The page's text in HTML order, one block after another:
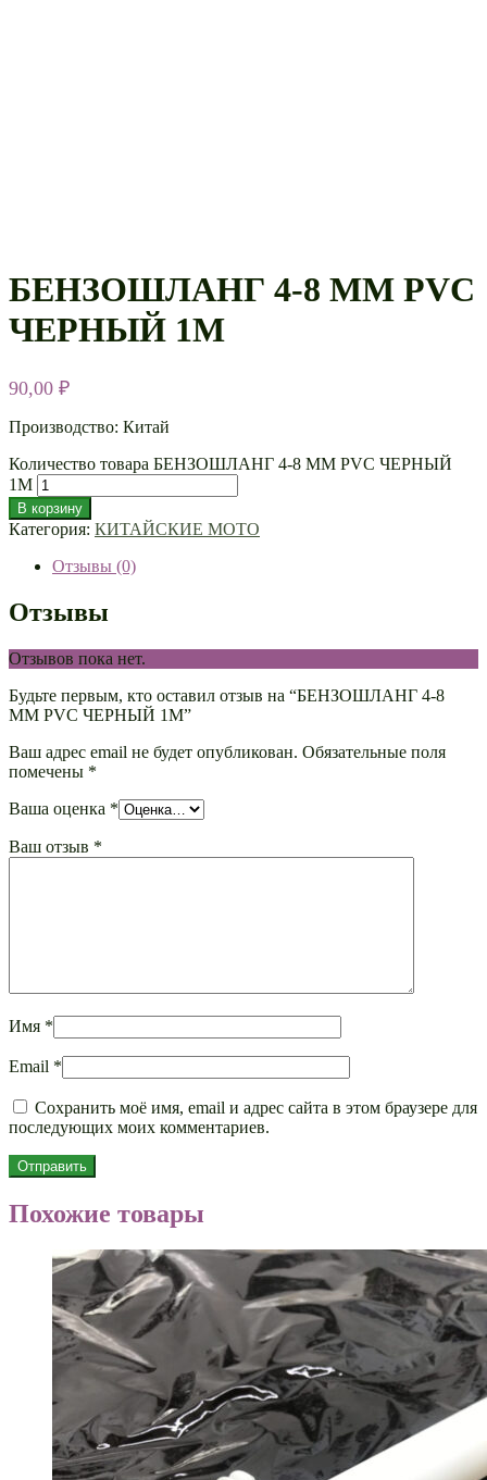
БЕНЗОШЛАНГ 4-8 ММ PVC
ЧЕРНЫЙ 1М
90,00 ₽
Производство: Китай
Количество товара БЕНЗОШЛАНГ 4-8 ММ PVC ЧЕРНЫЙ
1М
В корзину
Категория: КИТАЙСКИЕ МОТО
Отзывы (0)
Отзывы
Отзывов пока нет.
Будьте первым, кто оставил отзыв на “БЕНЗОШЛАНГ 4-8
ММ PVC ЧЕРНЫЙ 1М”
Ваш адрес email не будет опубликован. Обязательные поля
помечены *
Ваша оценка *
Ваш отзыв *
Имя *
Email *
Сохранить моё имя, email и адрес сайта в этом браузере для
последующих моих комментариев.
Похожие товары